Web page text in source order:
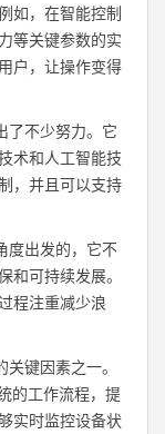
如，在智能控制
等关键参数的实
户，让操作变得
了不少努力。它
术和人工智能技
，并且可以支持
度出发的，它不
可持续发展。
程注重减少浪
键因素之一。
的工作流程，提
实时监控设备状